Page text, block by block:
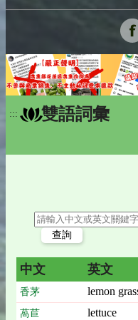
::: 雙語詞彙
中文 英文
香茅 lemon
萵苣 lettuce